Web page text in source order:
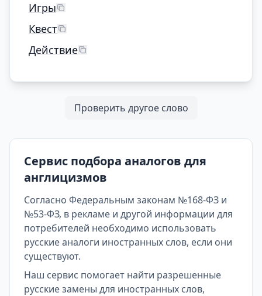
Игры
Квест
Действие
Проверить другое слово
Сервис подбора аналогов для
англицизмов
Согласно Федеральным законам №168-ФЗ и
№53-ФЗ, в рекламе и другой информации для
потребителей необходимо использовать
русские аналоги иностранных слов, если они
существуют.
Наш сервис помогает найти разрешенные
русские замены для иностранных слов,